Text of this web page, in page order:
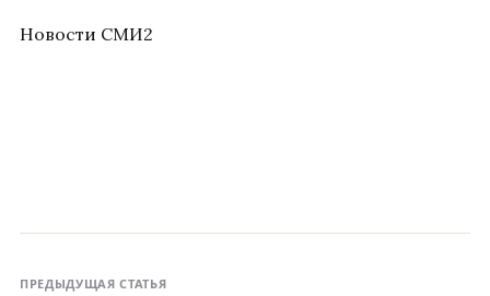
Новости СМИ2
ПРЕДЫДУЩАЯ СТАТЬЯ